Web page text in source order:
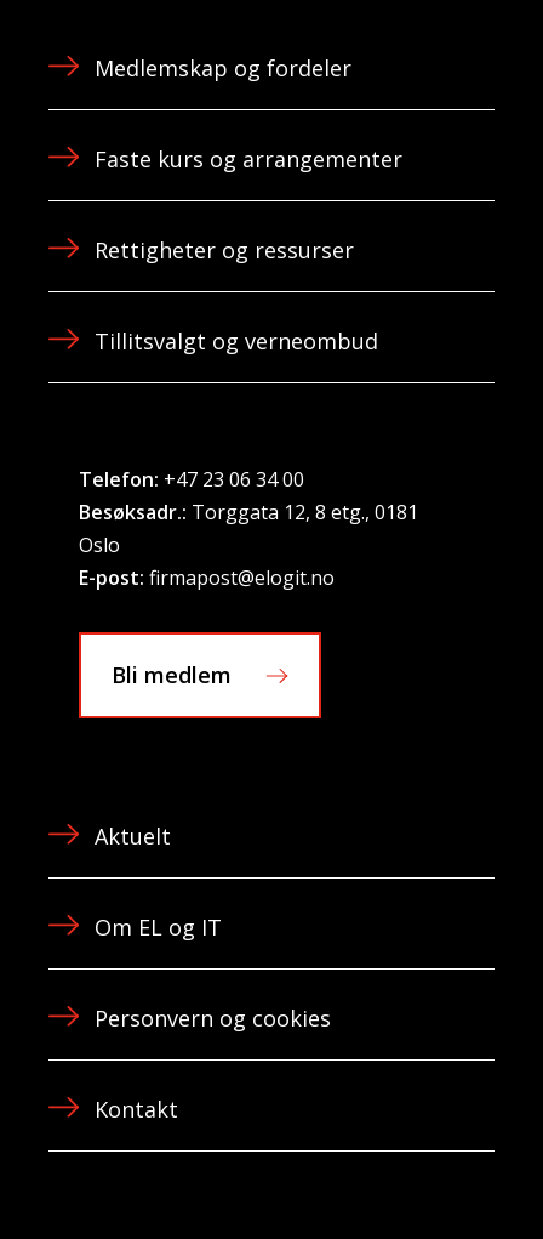
Medlemskap og fordeler
Faste kurs og arrangementer
Rettigheter og ressurser
Tillitsvalgt og verneombud
Telefon: +47 23 06 34 00
Besøksadr.: Torggata 12, 8 etg., 0181
Oslo
E-post: firmapost@elogit.no
Bli medlem
Aktuelt
Om EL og IT
Personvern og cookies
Kontakt